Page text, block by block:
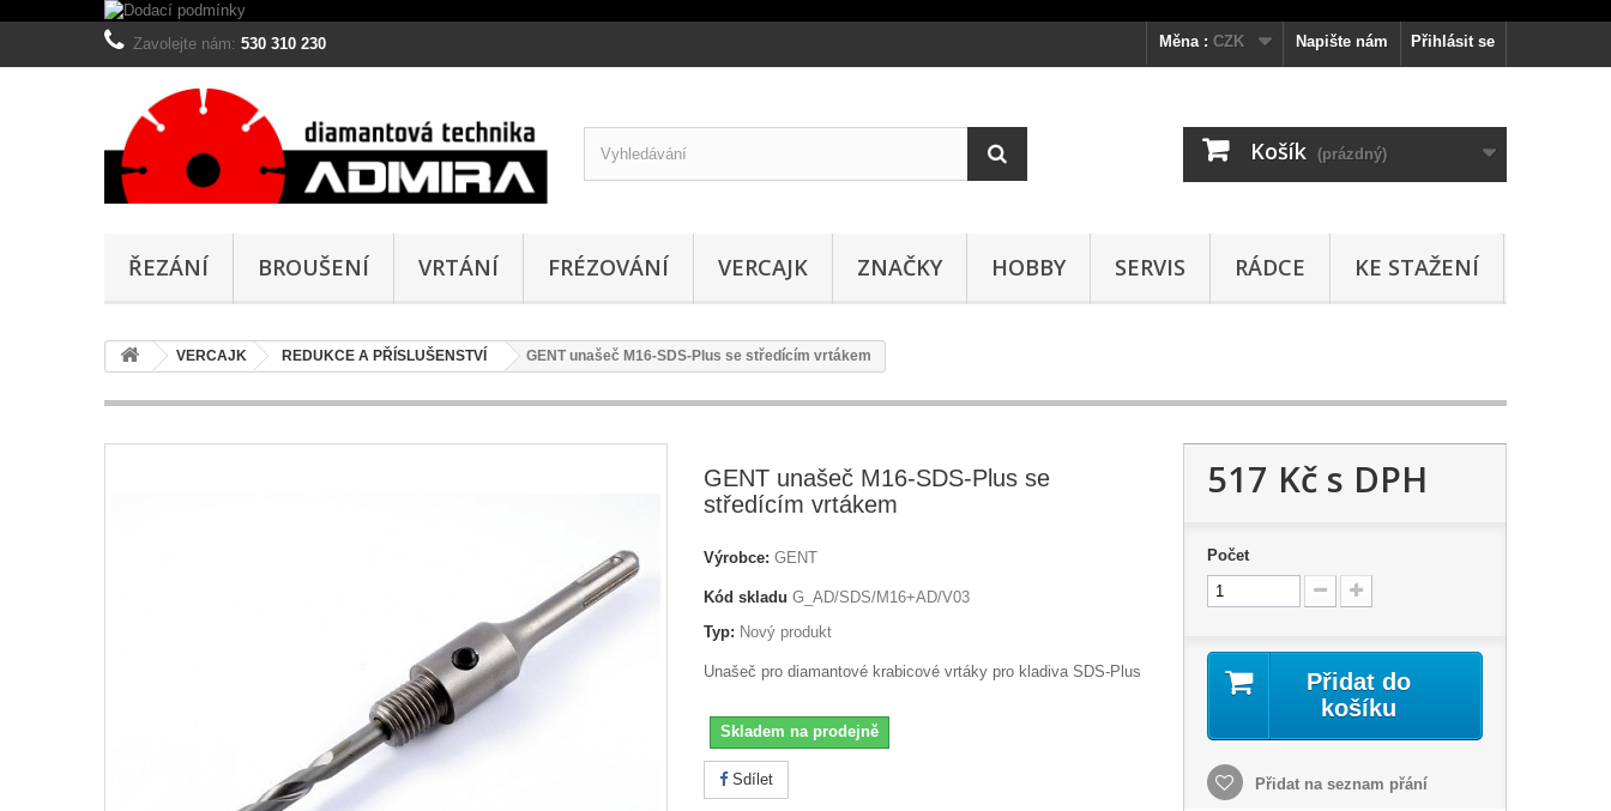
Přihlásit se
Napište nám
Zavolejte nám: 530 310 230 Měna : CZK
Košík (prázdný)
ŘEZÁNÍ BROUŠENÍ VRTÁNÍ FRÉZOVÁNÍ VERCAJK ZNAČKY HOBBY SERVIS RÁDCE KE STAŽENÍ
VERCAJK REDUKCE A PŘÍSLUŠENSTVÍ GENT unašeč M16-SDS-Plus se středícím vrtákem
GENT unašeč M16-SDS-Plus se
středícím vrtákem
Výrobce: GENT
Kód skladu G_AD/SDS/M16+AD/V03
Typ: Nový produkt
Unašeč pro diamantové krabicové vrtáky pro kladiva SDS-Plus
Skladem na prodejně
Sdílet
517 Kčs DPH
Počet
Přidat do
košíku
Přidat na seznam přání